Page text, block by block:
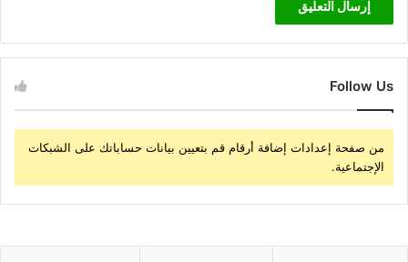
Follow Us
من صفحة إعدادات إضافة أرقام قم بتعيين بيانات حساباتك على الشبكات
الإجتماعية.